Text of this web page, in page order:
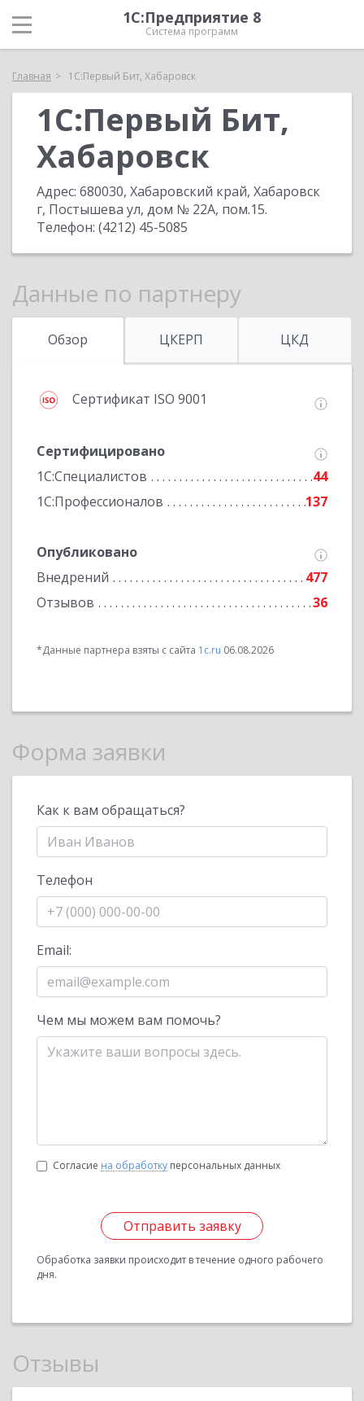
1С:Предприятие 8
Система программ
Главная 1С:Первый Бит, Хабаровск
1С:Первый Бит,
Хабаровск
Адрес: 680030, Хабаровский край, Хабаровск
г, Постышева ул, дом № 22А, пом.15.
Телефон: (4212) 45-5085
Данные по партнеру
Обзор ЦКЕРП ЦКД
Сертификат ISO 9001
Сертифицировано
1С:Специалистов
44
1С:Профессионалов
137
Опубликовано
Внедрений
477
Отзывов
36
*Данные партнера взяты с сайта 1c.ru 06.08.2026
Форма заявки
Как к вам обращаться?
Телефон
Email:
Чем мы можем вам помочь?
Согласие на обработку персональных данных
Отправить заявку
Обработка заявки происходит в течение одного рабочего
дня.
Отзывы